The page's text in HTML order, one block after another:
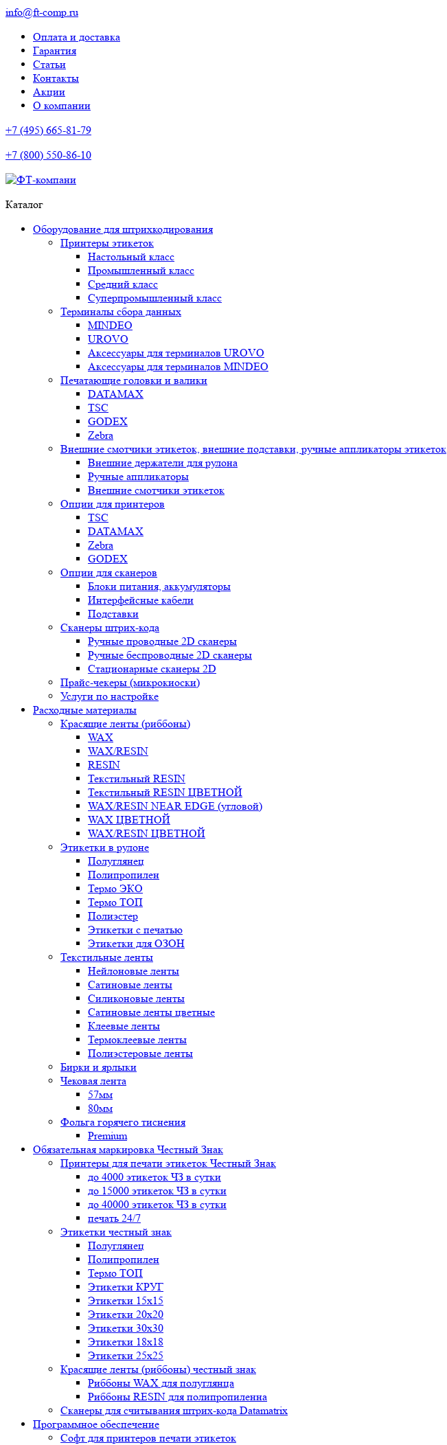
info@ft-comp.ru
Оплата и доставка
Гарантия
Статьи
Контакты
Акции
О компании
+7 (495) 665-81-79
+7 (800) 550-86-10
Каталог
Оборудование для штрихкодирования
Принтеры этикеток
Настольный класс
Промышленный класс
Средний класс
Суперпромышленный класс
Терминалы сбора данных
MINDEO
UROVO
Аксессуары для терминалов UROVO
Аксессуары для терминалов MINDEO
Печатающие головки и валики
DATAMAX
TSC
GODEX
Zebra
Внешние смотчики этикеток, внешние подставки, ручные аппликаторы этикеток
Внешние держатели для рулона
Ручные аппликаторы
Внешние смотчики этикеток
Опции для принтеров
TSC
DATAMAX
Zebra
GODEX
Опции для сканеров
Блоки питания, аккумуляторы
Интерфейсные кабели
Подставки
Сканеры штрих-кода
Ручные проводные 2D сканеры
Ручные беспроводные 2D сканеры
Стационарные сканеры 2D
Прайс-чекеры (микрокиоски)
Услуги по настройке
Расходные материалы
Красящие ленты (риббоны)
WAX
WAX/RESIN
RESIN
Текстильный RESIN
Текстильный RESIN ЦВЕТНОЙ
WAX/RESIN NEAR EDGE (угловой)
WAX ЦВЕТНОЙ
WAX/RESIN ЦВЕТНОЙ
Этикетки в рулоне
Полуглянец
Полипропилен
Термо ЭКО
Термо ТОП
Полиэстер
Этикетки с печатью
Этикетки для ОЗОН
Текстильные ленты
Нейлоновые ленты
Сатиновые ленты
Силиконовые ленты
Сатиновые ленты цветные
Клеевые ленты
Термоклеевые ленты
Полиэстеровые ленты
Бирки и ярлыки
Чековая лента
57мм
80мм
Фольга горячего тиснения
Premium
Обязательная маркировка Честный Знак
Принтеры для печати этикеток Честный Знак
до 4000 этикеток ЧЗ в сутки
до 15000 этикеток ЧЗ в сутки
до 40000 этикеток ЧЗ в сутки
печать 24/7
Этикетки честный знак
Полуглянец
Полипропилен
Термо ТОП
Этикетки КРУГ
Этикетки 15х15
Этикетки 20х20
Этикетки 30х30
Этикетки 18х18
Этикетки 25х25
Красящие ленты (риббоны) честный знак
Риббоны WAX для полуглянца
Риббоны RESIN для полипропиленна
Сканеры для считывания штрих-кода Datamatrix
Программное обеспечение
Софт для принтеров печати этикеток